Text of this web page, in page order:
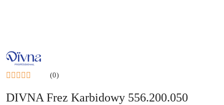
NAZWA
PRODUCENTA:
DIVNA
(0)
DIVNA Frez Karbidowy 556.200.050